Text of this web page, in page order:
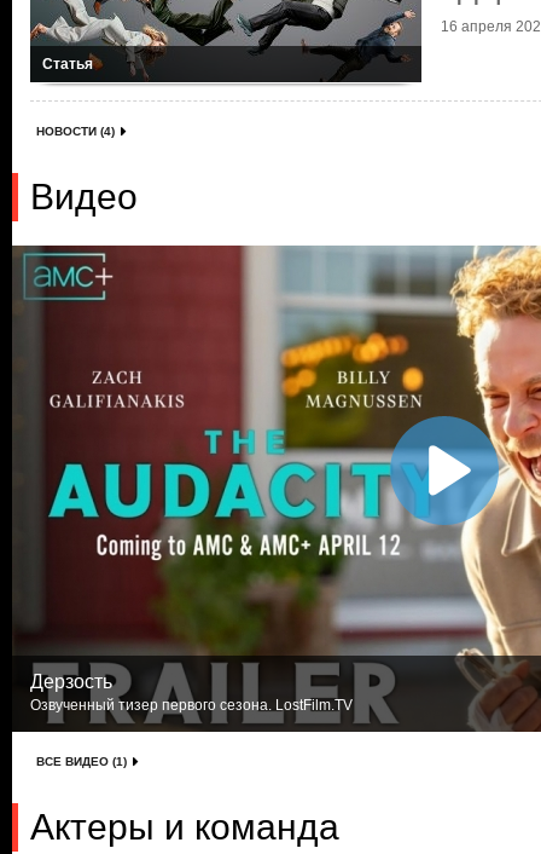
Статья
16 апреля
НОВОСТИ (4)
Видео
Дерзость
Озвученный тизер первого сезона. LostFilm.TV
ВСЕ ВИДЕО (1)
Актеры и команда